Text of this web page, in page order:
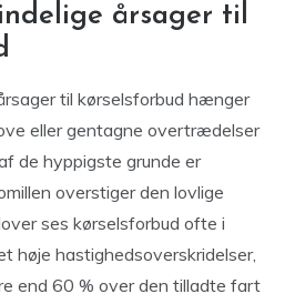
årsager til
til kørselsforbud hænger
eller gentagne overtrædelser
de hyppigste grunde er
overstiger den lovlige
ses kørselsforbud ofte i
høje hastighedsoverskridelser,
end 60 % over den tilladte fart